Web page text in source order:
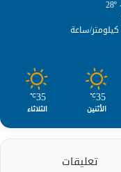
35
℃
الأثنين
35
℃
الثلاثاء
تعليقات